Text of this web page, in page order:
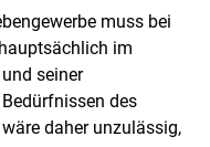
muss bei
im
seiner
des
daher unzulässig,